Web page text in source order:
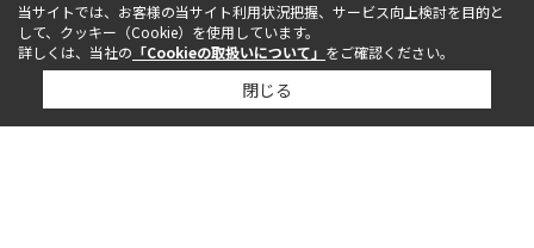
当サイトでは、お客様の当サイト利用状況把握、サービス向上検討を目的と
して、クッキー（Cookie）を使用しています。
詳しくは、当社の 「Cookieの取扱いについて」 をご確認ください。
閉じる